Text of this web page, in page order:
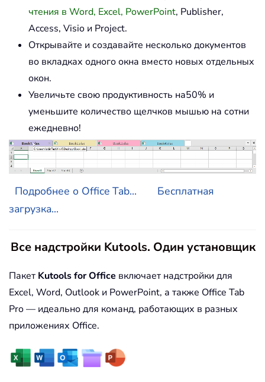
чтения в Word, Excel, PowerPoint, Publisher,
Access, Visio и Project.
Открывайте и создавайте несколько документов
во вкладках одного окна вместо новых отдельных
окон.
Увеличьте свою продуктивность на50% и
уменьшите количество щелчков мышью на сотни
ежедневно!
Подробнее о Office Tab...
Бесплатная
загрузка...
Все надстройки Kutools. Один установщик
Пакет Kutools for Office включает надстройки для
Excel, Word, Outlook и PowerPoint, а также Office Tab
Pro — идеально для команд, работающих в разных
приложениях Office.